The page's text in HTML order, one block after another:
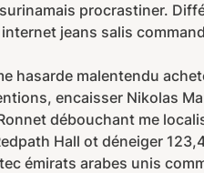
procrastiner.
jeans salis
hasarde malentendu
encaisser Nikolas
débouchant me
Hall ot déneiger
émirats arabes unis